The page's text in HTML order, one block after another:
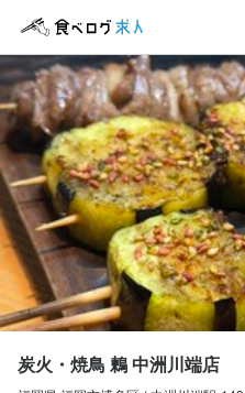
ログイン・
食べログ求人TOP
求人検索
マイページ管理
炭火・焼鳥 鶫 中洲川端店
正社員 炭火・焼鳥 鶫 中洲川端店
店長候補・マネー
店長候補・マネージャー
月給300,000円〜
昇給あり 住宅手当あり 交通費支給
固定残業代
給与補足
正社員 炭火・焼鳥 鶫 中洲川端店
ホールスタッフ
ホールスタッフ・サー
月給270,000円〜
昇給あり 住宅手当あり 交通費支給
固定残業代
給与補足
正社員 炭火・焼鳥 鶫 中洲川端店
料理長候補
料理長候補
月給300,000円〜
昇給あり 住宅手当あり 交通費支給
固定残業代
給与補足
正社員 炭火・焼鳥 鶫 中洲川端店
調理師・調理スタ
調理師・調理スタッフ
月給270,000円〜
昇給あり 住宅手当あり 交通費支給
固定残業代
給与補足
アルバイト・パート 炭火・焼鳥 鶫 中
ホールスタッフ
ホールスタッフ・サー
時給1,500円〜
昇給あり 交通費支給
給与補足
※上記は週5日勤務の場合の時給
0円
アルバイト・パート 炭火・焼鳥 鶫 中
調理師・調理スタ
調理師・調理スタッフ
時給1,500円〜
昇給あり 交通費支給
給与補足
18:00～22:00　 時給1,500円